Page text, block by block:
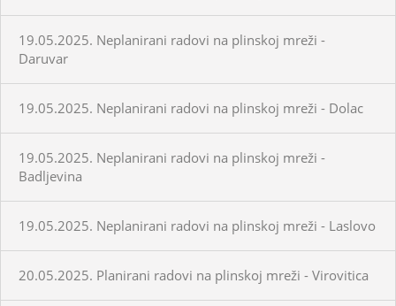
19.05.2025. Neplanirani radovi na plinskoj mreži -
Daruvar
19.05.2025. Neplanirani radovi na plinskoj mreži - Dolac
19.05.2025. Neplanirani radovi na plinskoj mreži -
Badljevina
19.05.2025. Neplanirani radovi na plinskoj mreži - Laslovo
20.05.2025. Planirani radovi na plinskoj mreži - Virovitica